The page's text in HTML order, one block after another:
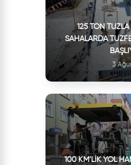
125 TON
SAHALARDA
3
100 KM’LIK YOL